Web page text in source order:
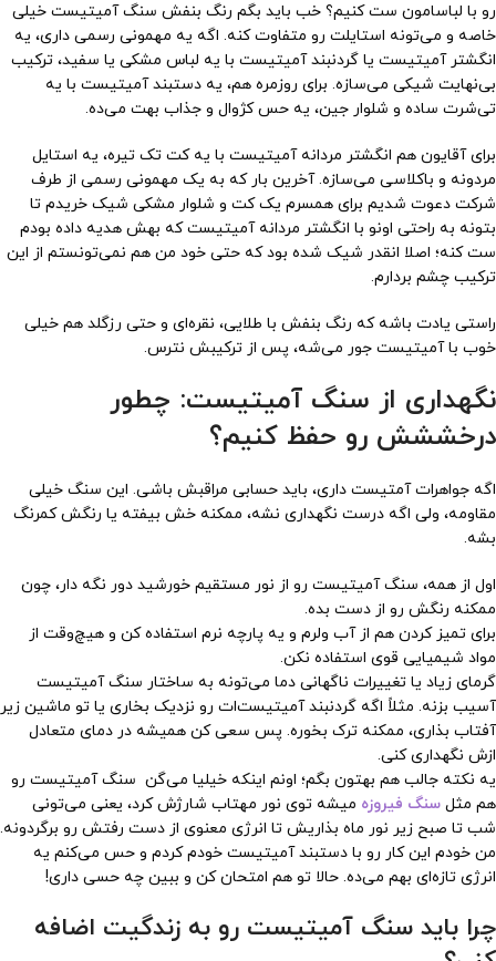
رو با لباسامون ست کنیم؟ خب باید بگم رنگ بنفش سنگ آمیتیست خیلی
خاصه و می‌تونه استایلت رو متفاوت کنه. اگه یه مهمونی رسمی داری، یه
انگشتر آمیتیست یا گردنبند آمیتیست با یه لباس مشکی یا سفید، ترکیب
بی‌نهایت شیکی می‌سازه. برای روزمره هم، یه دستبند آمیتیست با یه
تی‌شرت ساده و شلوار جین، یه حس کژوال و جذاب بهت می‌ده.
برای آقایون هم انگشتر مردانه آمیتیست با یه کت تک تیره، یه استایل
مردونه و باکلاسی می‌سازه. آخرین بار که به یک مهمونی رسمی از طرف
شرکت دعوت شدیم برای همسرم یک کت و شلوار مشکی شیک خریدم تا
بتونه به راحتی اونو با انگشتر مردانه آمیتیست که بهش هدیه داده بودم
ست کنه؛ اصلا انقدر شیک شده بود که حتی خود من هم نمی‌تونستم از این
ترکیب چشم بردارم.
راستی یادت باشه که رنگ بنفش با طلایی، نقره‌ای و حتی رزگلد هم خیلی
خوب با آمیتیست جور می‌شه، پس از ترکیبش نترس.
نگهداری از سنگ آمیتیست: چطور
درخششش رو حفظ کنیم؟
اگه جواهرات آمتیست داری، باید حسابی مراقبش باشی. این سنگ خیلی
مقاومه، ولی اگه درست نگهداری نشه، ممکنه خش بیفته یا رنگش کمرنگ
بشه.
اول از همه، سنگ آمیتیست رو از نور مستقیم خورشید دور نگه دار، چون
ممکنه رنگش رو از دست بده.
برای تمیز کردن هم از آب ولرم و یه پارچه نرم استفاده کن و هیچ‌وقت از
مواد شیمیایی قوی استفاده نکن.
گرمای زیاد یا تغییرات ناگهانی دما می‌تونه به ساختار سنگ آمیتیست
آسیب بزنه. مثلاً اگه گردنبند آمیتیست‌ات رو نزدیک بخاری یا تو ماشین زیر
آفتاب بذاری، ممکنه ترک بخوره. پس سعی کن همیشه در دمای متعادل
ازش نگهداری کنی.
یه نکته جالب هم بهتون بگم؛ اونم اینکه خیلیا می‌گن سنگ آمیتیست رو
هم مثل سنگ فیروزه میشه توی نور مهتاب شارژش کرد، یعنی می‌تونی
شب تا صبح زیر نور ماه بذاریش تا انرژی معنوی از دست رفتش رو برگردونه.
من خودم این کار رو با دستبند آمیتیست خودم کردم و حس می‌کنم یه
انرژی تازه‌ای بهم می‌ده. حالا تو هم امتحان کن و ببین چه حسی داری!
چرا باید سنگ آمیتیست رو به زندگیت اضافه